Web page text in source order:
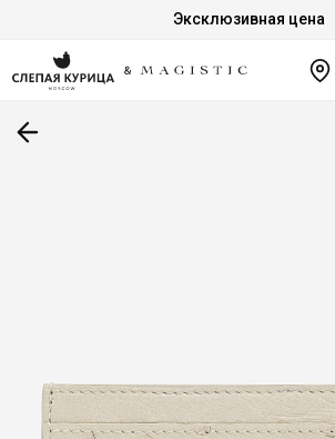
Эксклюзивная цена